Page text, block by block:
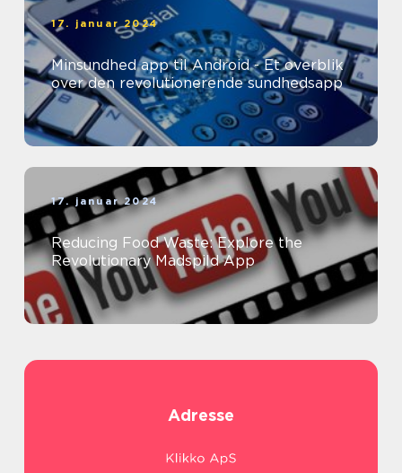
17. januar 2024
Minsundhed app til Android - Et overblik
over den revolutionerende sundhedsapp
17. januar 2024
Reducing Food Waste: Explore the
Revolutionary Madspild App
Adresse